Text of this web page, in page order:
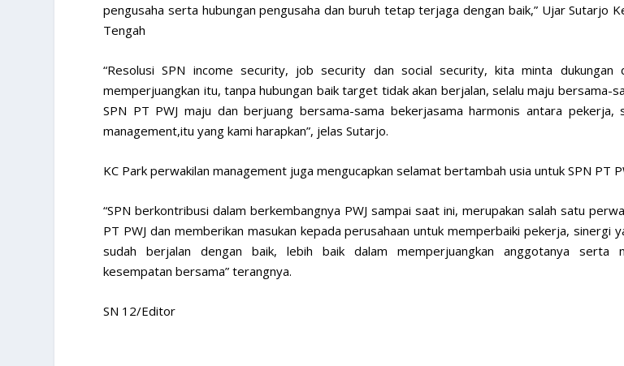
pengusaha serta hubungan pengusaha dan buruh tetap terjaga dengan baik,” Ujar Sutarjo
Tengah
“Resolusi SPN income security, job security dan social security, kita minta dukungan
memperjuangkan itu, tanpa hubungan baik target tidak akan berjalan, selalu maju bersama-
SPN PT PWJ maju dan berjuang bersama-sama bekerjasama harmonis antara pekerja,
management,itu yang kami harapkan”, jelas Sutarjo.
KC Park perwakilan management juga mengucapkan selamat bertambah usia untuk SPN PT
“SPN berkontribusi dalam berkembangnya PWJ sampai saat ini, merupakan salah satu
PT PWJ dan memberikan masukan kepada perusahaan untuk memperbaiki pekerja, sinergi
sudah berjalan dengan baik, lebih baik dalam memperjuangkan anggotanya serta
kesempatan bersama” terangnya.
SN 12/Editor